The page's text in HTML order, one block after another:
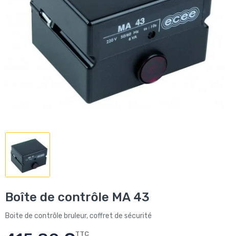
Boîte de contrôle MA 43
Boite de contrôle bruleur, coffret de sécurité
TTC